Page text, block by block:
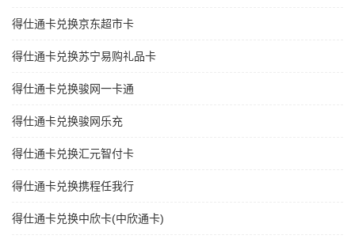
得仕通卡兑换京东超市卡
得仕通卡兑换苏宁易购礼品卡
得仕通卡兑换骏网一卡通
得仕通卡兑换骏网乐充
得仕通卡兑换汇元智付卡
得仕通卡兑换携程任我行
得仕通卡兑换中欣卡(中欣通卡)